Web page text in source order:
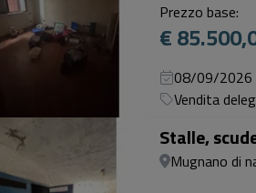
Prezzo base:
€
08/09/2026
Vendita
Stalle,
Mugnano di